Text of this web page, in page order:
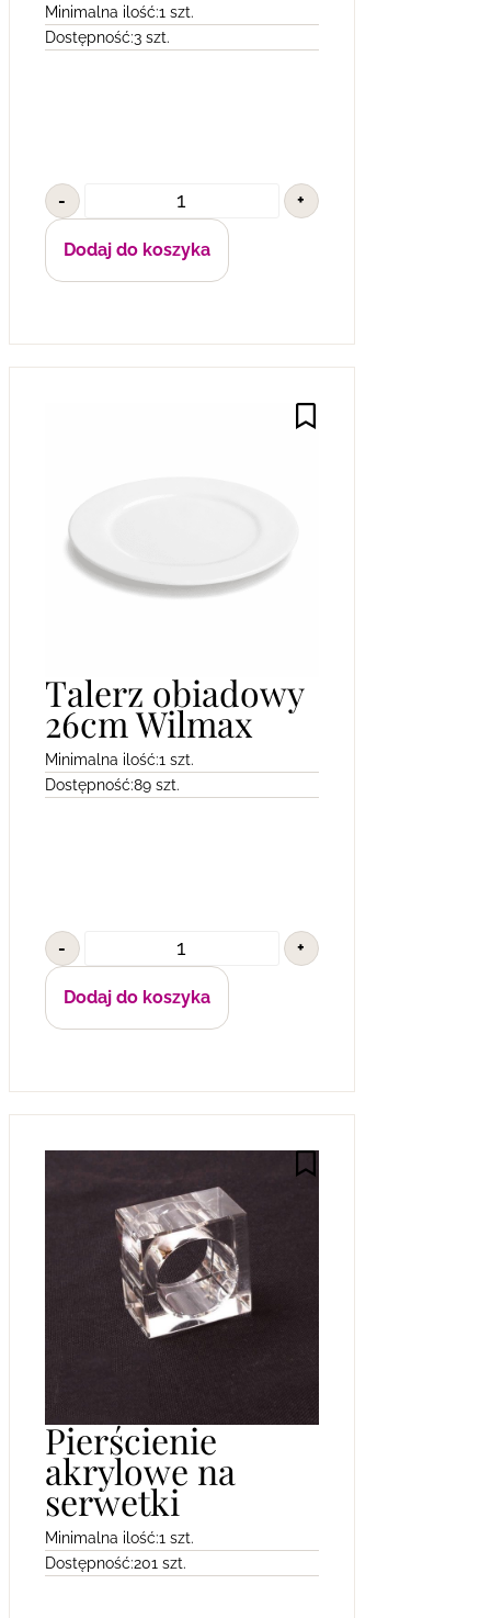
Minimalna ilość:1 szt.
Dostępność:3 szt.
- +
Dodaj do koszyka
Talerz obiadowy
26cm Wilmax
Minimalna ilość:1 szt.
Dostępność:89 szt.
- +
Dodaj do koszyka
Pierścienie
akrylowe na
serwetki
Minimalna ilość:1 szt.
Dostępność:201 szt.